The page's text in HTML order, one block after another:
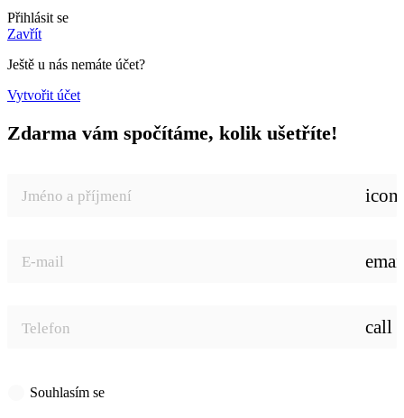
Přihlásit se
Zavřít
Ještě u nás nemáte účet?
Vytvořit účet
Zdarma vám spočítáme, kolik ušetříte!
call
Souhlasím se